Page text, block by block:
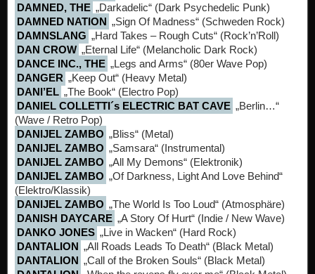
DAMNED, THE „Darkadelic“ (Dark Psychedelic Punk)
DAMNED NATION „Sign Of Madness“ (Schweden Rock)
DAMNSLANG „Hard Takes – Rough Cuts“ (Rock’n’Roll)
DAN CROW „Eternal Life“ (Melancholic Dark Rock)
DANCE INC., THE „Legs and Arms“ (80er Wave Pop)
DANGER „Keep Out“ (Heavy Metal)
DANI’EL „The Book“ (Electro Pop)
DANIEL COLLETTI´s ELECTRIC BAT CAVE „Berlin…“
(Wave / Retro Pop)
DANIJEL ZAMBO „Bliss“ (Metal)
DANIJEL ZAMBO „Samsara“ (Instrumental)
DANIJEL ZAMBO „All My Demons“ (Elektronik)
DANIJEL ZAMBO „Of Darkness, Light And Love Behind“
(Elektro/Klassik)
DANIJEL ZAMBO „The World Is Too Loud“ (Atmosphäre)
DANISH DAYCARE „A Story Of Hurt“ (Indie / New Wave)
DANKO JONES „Live in Wacken“ (Hard Rock)
DANTALION „All Roads Leads To Death“ (Black Metal)
DANTALION „Call of the Broken Souls“ (Black Metal)